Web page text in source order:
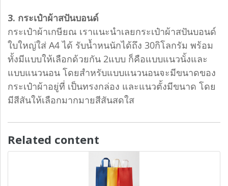
3. กระเป๋าผ้าสปันบอนด์
กระเป๋าผ้าเกษียณ เราแนะนำเลยกระเป๋าผ้าสปันบอนด์
ใบใหญ่ใส่ A4 ได้ รับน้ำหนนักได้ถึง 30กิโลกรัม พร้อม
ทั้งมีแบบให้เลือกด้วยกัน 2แบบ ก็คือแบบแนวนั้งและ
แบบแนวนอน โดยสำหรับแบบแนวนอนจะมีขนาดของ
กระเป๋าผ้าอยู่ที่ เป็นทรงกล่อง และแนวตั้งมีขนาด โดย
มีสีสันให้เลือกมากมายสีสันสดใส
Related content